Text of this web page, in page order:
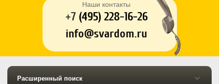
Наши контакты
+7 (495) 228-16-26
info@svardom.ru
Расширенный поиск